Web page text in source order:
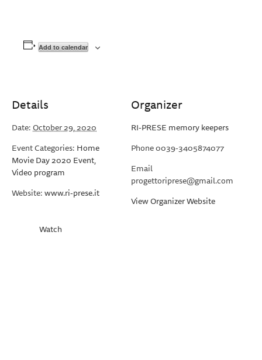
Add to calendar
Details
Date:October 29, 2020
Event Categories: Home
Movie Day 2020 Event,
Video program
Website:www.ri-prese.it
Watch
Organizer
RI-PRESE memory keepers
Phone0039-3405874077
Email
progettoriprese@gmail.com
View Organizer Website